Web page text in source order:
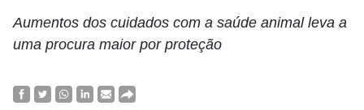
Aumentos dos cuidados com a saúde animal leva a
uma procura maior por proteção